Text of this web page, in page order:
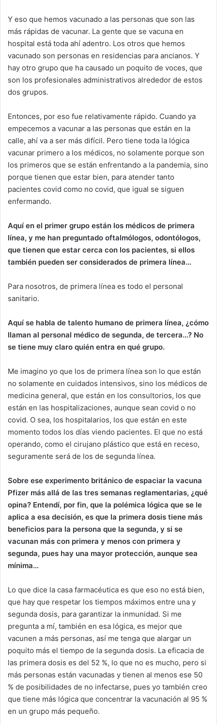
Y eso que hemos vacunado a las personas que son las
más rápidas de vacunar. La gente que se vacuna en
hospital está toda ahí adentro. Los otros que hemos
vacunado son personas en residencias para ancianos. Y
hay otro grupo que ha causado un poquito de voces, que
son los profesionales administrativos alrededor de estos
dos grupos.
Entonces, por eso fue relativamente rápido. Cuando ya
empecemos a vacunar a las personas que están en la
calle, ahí va a ser más difícil. Pero tiene toda la lógica
vacunar primero a los médicos, no solamente porque son
los primeros que se están enfrentando a la pandemia, sino
porque tienen que estar bien, para atender tanto
pacientes covid como no covid, que igual se siguen
enfermando.
Aquí en el primer grupo están los médicos de primera
línea, y me han preguntado oftalmólogos, odontólogos,
que tienen que estar cerca con los pacientes, si ellos
también pueden ser considerados de primera línea…
Para nosotros, de primera línea es todo el personal
sanitario.
Aquí se habla de talento humano de primera línea, ¿cómo
llaman al personal médico de segunda, de tercera…? No
se tiene muy claro quién entra en qué grupo.
Me imagino yo que los de primera línea son lo que están
no solamente en cuidados intensivos, sino los médicos de
medicina general, que están en los consultorios, los que
están en las hospitalizaciones, aunque sean covid o no
covid. O sea, los hospitalarios, los que están en este
momento todos los días viendo pacientes. El que no está
operando, como el cirujano plástico que está en receso,
seguramente será de los de segunda línea.
Sobre ese experimento británico de espaciar la vacuna
Pfizer más allá de las tres semanas reglamentarias, ¿qué
opina? Entendí, por fin, que la polémica lógica que se le
aplica a esa decisión, es que la primera dosis tiene más
beneficios para la persona que la segunda, y si se
vacunan más con primera y menos con primera y
segunda, pues hay una mayor protección, aunque sea
mínima…
Lo que dice la casa farmacéutica es que eso no está bien,
que hay que respetar los tiempos máximos entre una y
segunda dosis, para garantizar la inmunidad. Si me
pregunta a mí, también en esa lógica, es mejor que
vacunen a más personas, así me tenga que alargar un
poquito más el tiempo de la segunda dosis. La eficacia de
las primera dosis es del 52 %, lo que no es mucho, pero si
más personas están vacunadas y tienen al menos ese 50
% de posibilidades de no infectarse, pues yo también creo
que tiene más lógica que concentrar la vacunación al 95 %
en un grupo más pequeño.